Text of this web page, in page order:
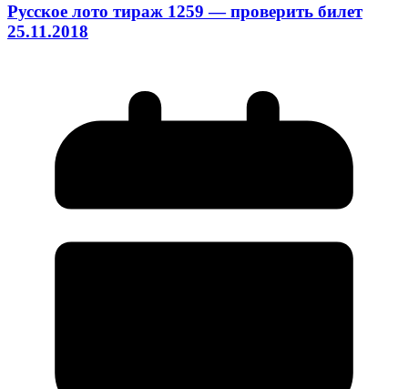
Русское лото тираж 1259 — проверить билет
25.11.2018